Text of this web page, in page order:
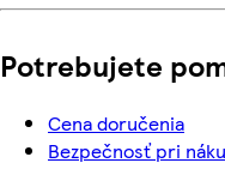
Potrebujete
Cena doručenia
Bezpečnosť pri